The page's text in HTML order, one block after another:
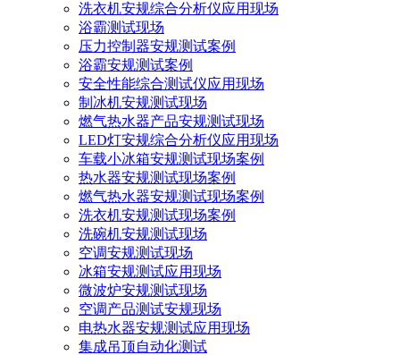
洗衣机安规综合分析仪应用现场
浴霸测试现场
压力控制器安规测试案例
浴霸安规测试案例
安全性能综合测试仪应用现场
制冰机安规测试现场
燃气热水器产品安规测试现场
LED灯安规综合分析仪应用现场
车载小冰箱安规测试现场案例
热水器安规测试现场案例
燃气热水器安规测试现场案例
洗衣机安规测试现场案例
洗碗机安规测试现场
空调安规测试现场
冰箱安规测试应用现场
微波炉安规测试现场
空调产品测试安规现场
电热水器安规测试应用现场
集成吊顶自动化测试